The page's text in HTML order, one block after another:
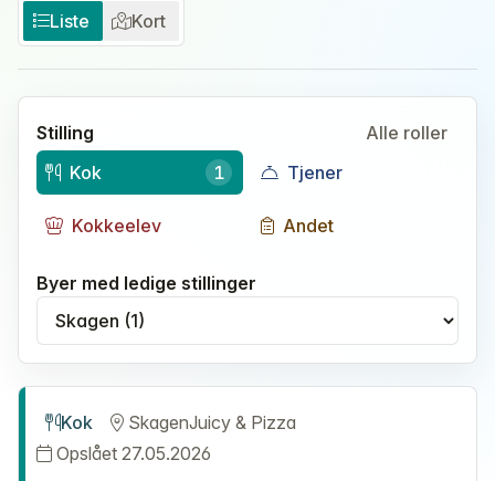
Liste Kort
Stilling
Alle roller
Kok
1 Tjener
Kokkeelev Andet
Byer med ledige stillinger
Vælg by
Kok SkagenJuicy & Pizza
Opslået 27.05.2026